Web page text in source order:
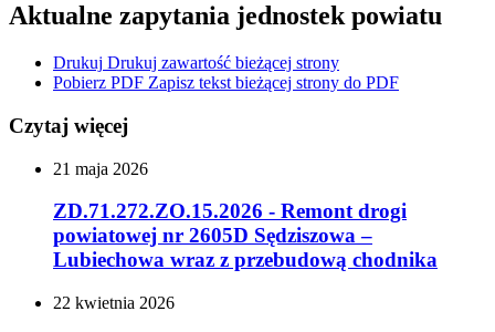
Aktualne zapytania jednostek powiatu
Drukuj Drukuj zawartość bieżącej strony
Pobierz PDF Zapisz tekst bieżącej strony do PDF
Czytaj więcej
21 maja 2026
ZD.71.272.ZO.15.2026 - Remont drogi
powiatowej nr 2605D Sędziszowa –
Lubiechowa wraz z przebudową chodnika
22 kwietnia 2026